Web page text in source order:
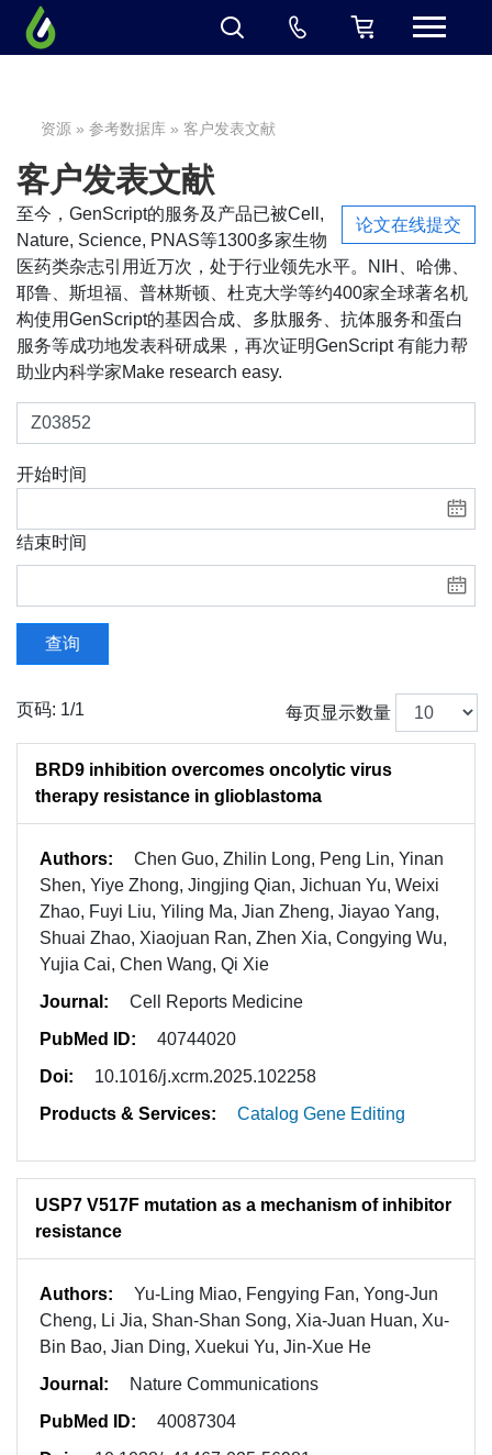
资源 »参考数据库 » 客户发表文献
客户发表文献
论文在线提交
至今，GenScript的服务及产品已被Cell,
Nature, Science, PNAS等1300多家生物
医药类杂志引用近万次，处于行业领先水平。NIH、哈佛、
耶鲁、斯坦福、普林斯顿、杜克大学等约400家全球著名机
构使用GenScript的基因合成、多肽服务、抗体服务和蛋白
服务等成功地发表科研成果，再次证明GenScript 有能力帮
助业内科学家Make research easy.
开始时间
结束时间
查询
页码: 1/1 每页显示数量
BRD9 inhibition overcomes oncolytic virus
therapy resistance in glioblastoma
Authors:
Chen Guo, Zhilin Long, Peng Lin, Yinan
Shen, Yiye Zhong, Jingjing Qian, Jichuan Yu, Weixi
Zhao, Fuyi Liu, Yiling Ma, Jian Zheng, Jiayao Yang,
Shuai Zhao, Xiaojuan Ran, Zhen Xia, Congying Wu,
Yujia Cai, Chen Wang, Qi Xie
Journal:
Cell Reports Medicine
PubMed ID:
40744020
Doi:
10.1016/j.xcrm.2025.102258
Products & Services:
Catalog Gene Editing
USP7 V517F mutation as a mechanism of inhibitor
resistance
Authors:
Yu-Ling Miao, Fengying Fan, Yong-Jun
Cheng, Li Jia, Shan-Shan Song, Xia-Juan Huan, Xu-
Bin Bao, Jian Ding, Xuekui Yu, Jin-Xue He
Journal:
Nature Communications
PubMed ID:
40087304